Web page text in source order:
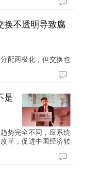
换不透明导致腐
配两极化，但交换也
是
势完全不同，应系统
革，促进中国经济转